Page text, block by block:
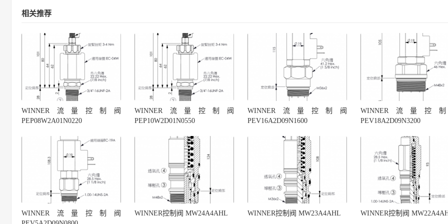
相关推荐
WINNER流量控制阀
PEP08W2A01N0220
WINNER流量控制阀
PEP10W2D01N0550
WINNER流量控制阀
PEV16A2D09N1600
WINNER流量控
PEV18A2D09N3200
WINNER流量控制阀
WINNER控制阀 MW24A4AHL WINNER控制阀 MW23A4AHL WINNER控制阀